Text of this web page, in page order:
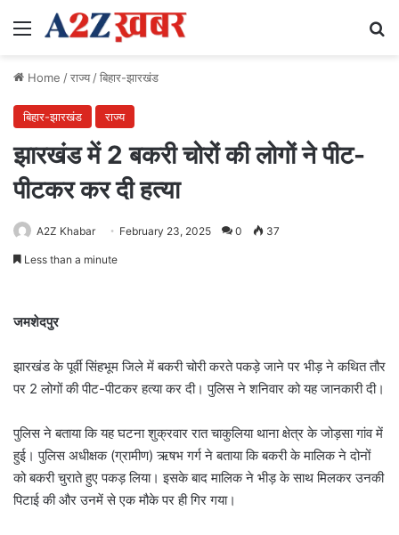
Menu
Home /राज्य/बिहार-झारखंड
बिहार-झारखंड राज्य
झारखंड में 2 बकरी चोरों की लोगों ने पीट-
पीटकर कर दी हत्या
A2Z Khabar February 23, 2025 0 37
Less than a minute
जमशेदपुर
झारखंड के पूर्वी सिंहभूम जिले में बकरी चोरी करते पकड़े जाने पर भीड़ ने कथित तौर
पर 2 लोगों की पीट-पीटकर हत्या कर दी। पुलिस ने शनिवार को यह जानकारी दी।
पुलिस ने बताया कि यह घटना शुक्रवार रात चाकुलिया थाना क्षेत्र के जोड़सा गांव में
हुई। पुलिस अधीक्षक (ग्रामीण) ऋषभ गर्ग ने बताया कि बकरी के मालिक ने दोनों
को बकरी चुराते हुए पकड़ लिया। इसके बाद मालिक ने भीड़ के साथ मिलकर उनकी
पिटाई की और उनमें से एक मौके पर ही गिर गया।